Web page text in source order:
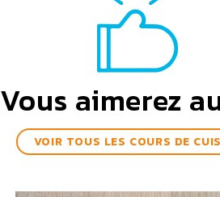
Vous aimerez
VOIR TOUS LES COURS DE